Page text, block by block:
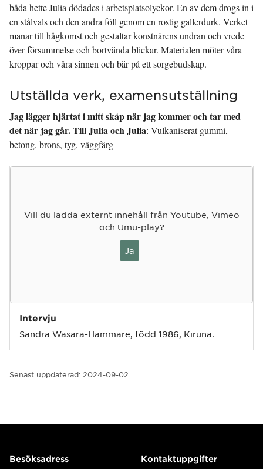
båda hette Julia dödades i arbetsplatsolyckor. En av dem drogs in i
en stålvals och den andra föll genom en rostig gallerdurk. Verket
manar till hågkomst och gestaltar konstnärens undran och vrede
över försummelse och bortvända blickar. Materialen möter våra
kroppar och våra sinnen och bär på ett sorgebudskap.
Utställda verk, examensutställning
Jag lägger hjärtat i mitt skåp när jag kommer och tar med
det när jag går. Till Julia och Julia: Vulkaniserat gummi,
betong, brons, tyg, väggfärg
Vill du ladda externt innehåll från Youtube, Vimeo
och Umu-play?
Ja
Intervju
Sandra Wasara-Hammare, född 1986, Kiruna.
Senast uppdaterad: 2024-09-02
Besöksadress Kontaktuppgifter